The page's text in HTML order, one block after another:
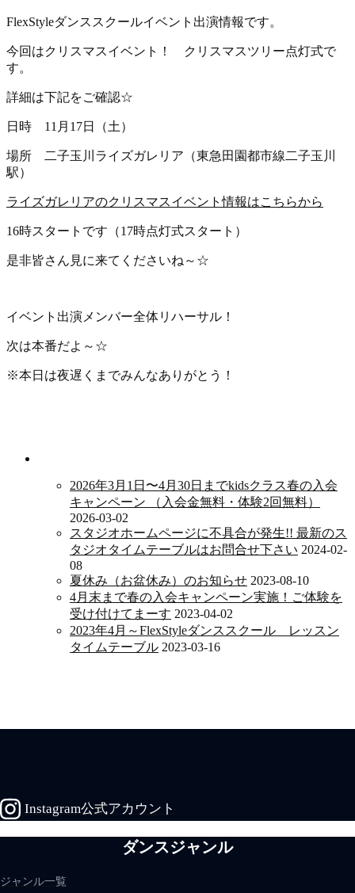
FlexStyleダンススクールイベント出演情報です。
今回はクリスマスイベント！ クリスマスツリー点灯式で
す。
詳細は下記をご確認☆
日時 11月17日（土）
場所 二子玉川ライズガレリア（東急田園都市線二子玉川
駅）
ライズガレリアのクリスマスイベント情報はこちらから
16時スタートです（17時点灯式スタート）
是非皆さん見に来てくださいね～☆
イベント出演メンバー全体リハーサル！
次は本番だよ～☆
※本日は夜遅くまでみんなありがとう！
2026年3月1日〜4月30日までkidsクラス春の入会
キャンペーン （入会金無料・体験2回無料）
2026-03-02
スタジオホームページに不具合が発生!! 最新のス
タジオタイムテーブルはお問合せ下さい 2024-02-
08
夏休み（お盆休み）のお知らせ 2023-08-10
4月末まで春の入会キャンペーン実施！ご体験を
受け付けてまーす 2023-04-02
2023年4月～FlexStyleダンススクール レッスン
タイムテーブル 2023-03-16
Instagram公式アカウント
ダンスジャンル
ジャンル一覧